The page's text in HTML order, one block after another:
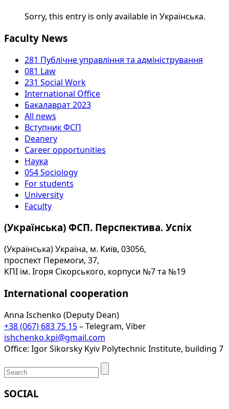
Sorry, this entry is only available in Українська.
Faculty News
281 Публічне управління та адміністрування
081 Law
231 Social Work
International Office
Бакалаврат 2023
All news
Вступник ФСП
Deanery
Career opportunities
Наука
054 Sociology
For students
University
Faculty
(Українська) ФСП. Перспектива. Успіх
(Українська) Україна, м. Київ, 03056,
проспект Перемоги, 37,
КПІ ім. Ігоря Сікорського, корпуси №7 та №19
International cooperation
Anna Ischenko (Deputy Dean)
+38 (067) 683 75 15– Telegram, Viber
ishchenko.kpi@gmail.com
Office: Igor Sikorsky Kyiv Polytechnic Institute, building 7
SOCIAL